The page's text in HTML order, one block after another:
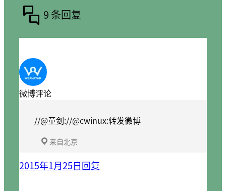
9 条回复
微博评论
//@童剑://@cwinux:转发微博
来自北京
2015年1月25日回复